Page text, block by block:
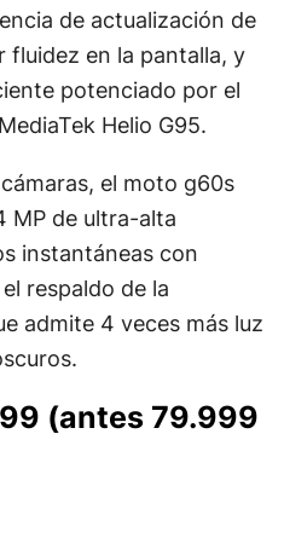
de actualización de
fluidez en la pantalla, y
potenciado por el
Helio G95.
el moto g60s
MP de ultra-alta
instantáneas con
respaldo de la
admite 4 veces más luz
(antes 79.999